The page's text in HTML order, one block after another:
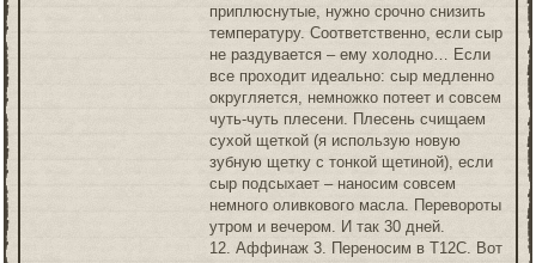
приплюснутые, нужно срочно снизить
температуру. Соответственно, если сыр
не раздувается – ему холодно… Если
все проходит идеально: сыр медленно
округляется, немножко потеет и совсем
чуть-чуть плесени. Плесень счищаем
сухой щеткой (я использую новую
зубную щетку с тонкой щетиной), если
сыр подсыхает – наносим совсем
немного оливкового масла. Перевороты
утром и вечером. И так 30 дней.
12. Аффинаж 3. Переносим в Т12С. Вот